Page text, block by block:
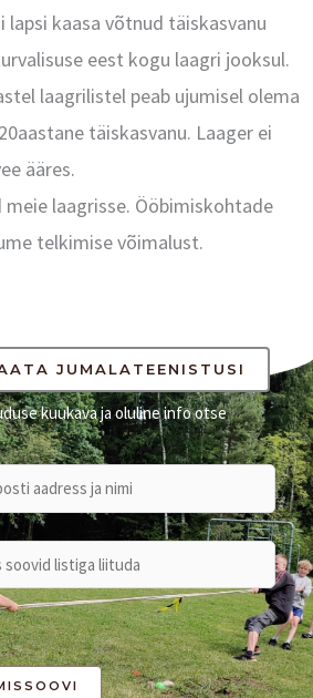
lapsi kaasa võtnud täiskasvanu
eest kogu laagri jooksul.
laagrilistel peab ujumisel olema
täiskasvanu. Laager ei
ääres.
laagrisse. Ööbimiskohtade
telkimise võimalust.
JUMALATEENISTUSI
kuukava ja oluline info otse